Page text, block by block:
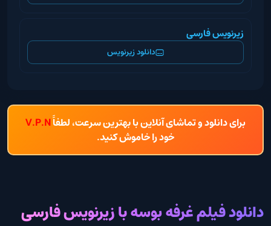
زیرنویس فارسی
دانلود زیرنویس
برای دانلود و تماشای آنلاین با بهترین سرعت، لطفاًV.P.N
خود را خاموش کنید.
دانلود فیلم غرفه بوسه با زیرنویس فارسی